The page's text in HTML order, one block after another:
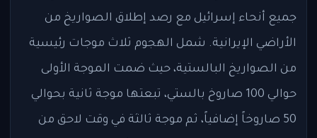
جميع أنحاء إسرائيل مع رصد إطلاق الصواريخ من
الأراضي الإيرانية. شمل الهجوم ثلاث موجات رئيسية
من الصواريخ البالستية، حيث ضمت الموجة الأولى
حوالي 100 صاروخ بالستي، تبعتها موجة ثانية بحوالي
50 صاروخاً إضافياً، ثم موجة ثالثة في وقت لاحق من